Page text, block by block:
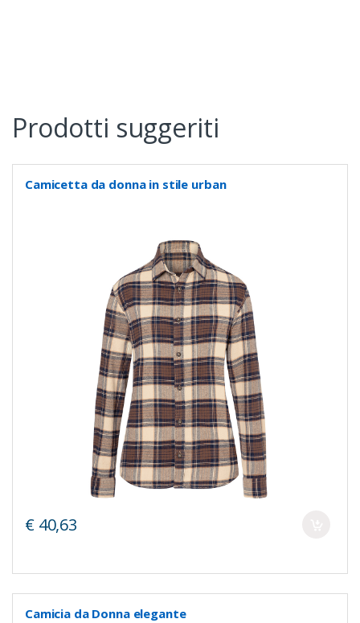
Prodotti suggeriti
Camicetta da donna in stile urban
€ 40,63
Camicia da Donna elegante